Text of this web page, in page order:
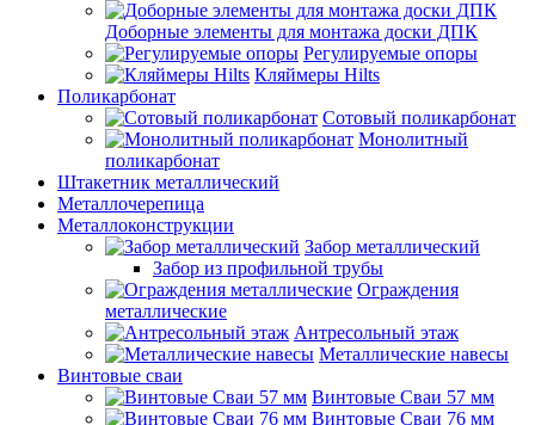
Доборные элементы для монтажа доски ДПК
Регулируемые опоры
Кляймеры Hilts
Поликарбонат
Сотовый поликарбонат
Монолитный
поликарбонат
Штакетник металлический
Металлочерепица
Металлоконструкции
Забор металлический
Забор из профильной трубы
Ограждения
металлические
Антресольный этаж
Металлические навесы
Винтовые сваи
Винтовые Сваи 57 мм
Винтовые Сваи 76 мм